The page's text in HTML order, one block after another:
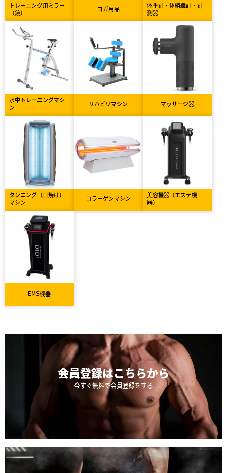
トレーニング用ミラー
（鏡）
ヨガ用品
体重計・体組織計・計
測器
水中トレーニングマシ
ン
リハビリマシン マッサージ器
タンニング（日焼け）
マシン
コラーゲンマシン
美容機器（エステ機
器）
EMS機器
会員登録はこちらから
今すぐ無料で会員登録をする